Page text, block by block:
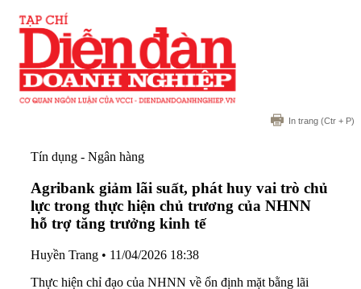
In trang (Ctr + P)
Tín dụng - Ngân hàng
Agribank giảm lãi suất, phát huy vai trò chủ
lực trong thực hiện chủ trương của NHNN
hỗ trợ tăng trưởng kinh tế
Huyền Trang • 11/04/2026 18:38
Thực hiện chỉ đạo của NHNN về ổn định mặt bằng lãi